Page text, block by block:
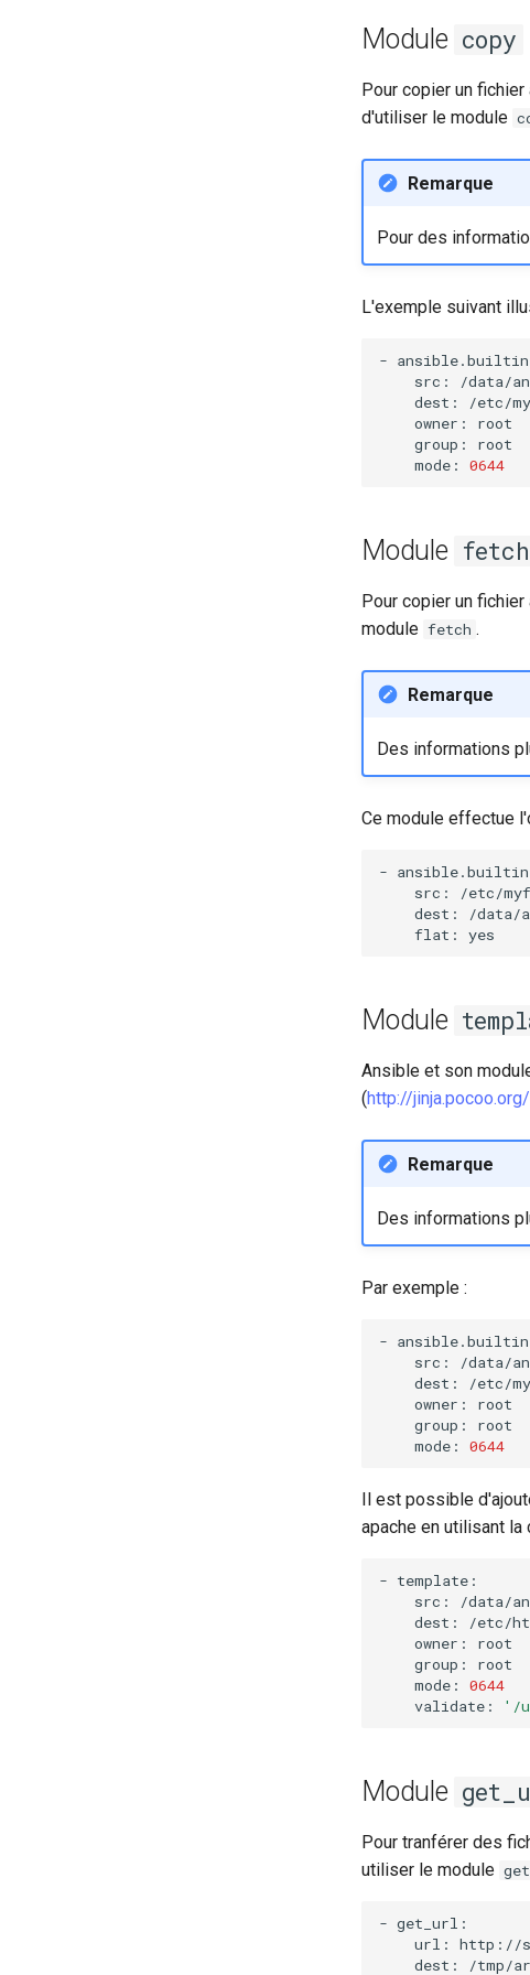
Module copy
Pour copier un
d'utiliser le module
Remarque
Pour des
L'exemple suivant
-
src:
dest:
owner:
group:
mode:
0644
Module fetch
Pour copier un
module fetch .
Remarque
Des informations
Ce module effectue
-
src:
dest:
/data/
flat:
Module
Ansible et son
(http://
Remarque
Des informations
Par exemple :
-
src:
dest:
owner:
group:
mode:
0644
Il est possible
apache en utilisant la
-
src:
dest:
owner:
group:
mode:
0644
validate:
'/
Module
Pour tranférer des
utiliser le module
-
url:
dest: